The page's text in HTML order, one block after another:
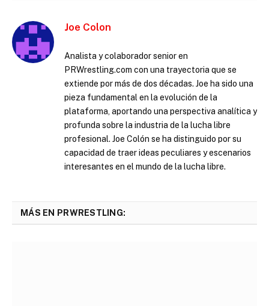
Joe Colon
Analista y colaborador senior en
PRWrestling.com con una trayectoria que se
extiende por más de dos décadas. Joe ha sido una
pieza fundamental en la evolución de la
plataforma, aportando una perspectiva analítica y
profunda sobre la industria de la lucha libre
profesional. Joe Colón se ha distinguido por su
capacidad de traer ideas peculiares y escenarios
interesantes en el mundo de la lucha libre.
MÁS EN PRWRESTLING: